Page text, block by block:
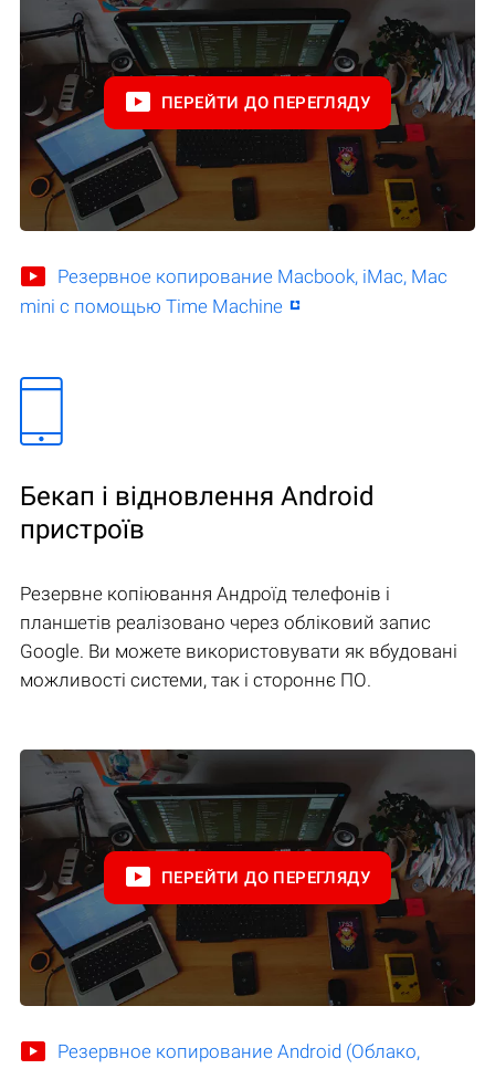
ПЕРЕЙТИ ДО ПЕРЕГЛЯДУ
Резервное копирование Macbook, iMac, Mac
mini с помощью Time Machine
Бекап і відновлення Android
пристроїв
Резервне копіювання Андроїд телефонів і
планшетів реалізовано через обліковий запис
Google. Ви можете використовувати як вбудовані
можливості системи, так і стороннє ПО.
ПЕРЕЙТИ ДО ПЕРЕГЛЯДУ
Резервное копирование Android (Облако,